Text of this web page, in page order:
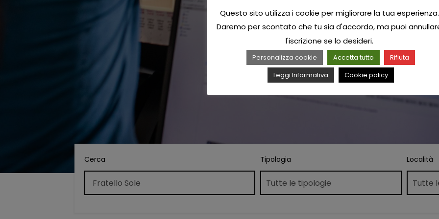
Cerca Tipologia Località
Questo sito utilizza i cookie per migliorare la tua esperienza.
Daremo per scontato che tu sia d'accordo, ma puoi
l'iscrizione se lo desideri.
Personalizza cookie Accetta tutto
Rifiuta
Leggi Informativa
Cookie policy